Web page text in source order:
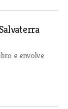
e envolve